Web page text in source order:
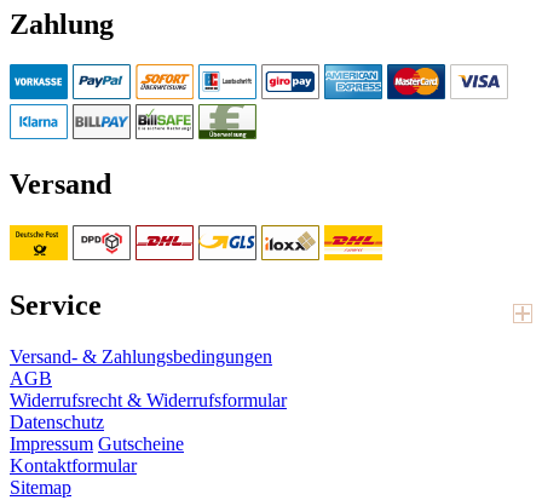
Zahlung
Versand
Service
Versand- & Zahlungsbedingungen
AGB
Widerrufsrecht & Widerrufsformular
Datenschutz
Impressum Gutscheine
Kontaktformular
Sitemap